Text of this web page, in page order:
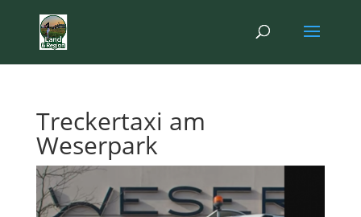
Treckertaxi am
Weserpark